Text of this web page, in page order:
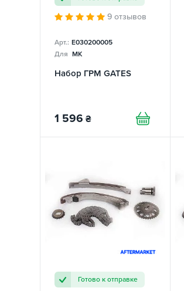
9 отзывов
Арт.: E030200005
Для MK
Набор ГРМ GATES
1 596 ₴
Готово к отправке